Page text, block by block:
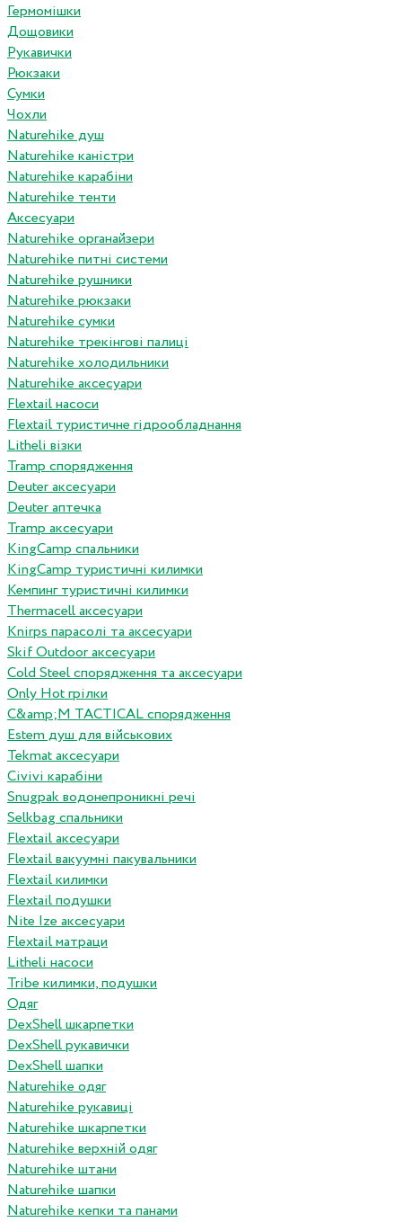
Гермомішки
Дощовики
Рукавички
Рюкзаки
Сумки
Чохли
Naturehike душ
Naturehike каністри
Naturehike карабіни
Naturehike тенти
Аксесуари
Naturehike органайзери
Naturehike питні системи
Naturehike рушники
Naturehike рюкзаки
Naturehike сумки
Naturehike трекінгові палиці
Naturehike холодильники
Naturehike аксесуари
Flextail насоси
Flextail туристичне гідрообладнання
Litheli візки
Tramp спорядження
Deuter аксесуари
Deuter аптечка
Tramp аксесуари
KingCamp спальники
KingCamp туристичні килимки
Кемпинг туристичні килимки
Thermacell аксесуари
Knirps парасолі та аксесуари
Skif Outdoor аксесуари
Cold Steel спорядження та аксесуари
Only Hot грілки
C&amp;M TACTICAL спорядження
Estem душ для військових
Tekmat аксесуари
Сivivi карабіни
Snugpak водонепроникні речі
Selkbag спальники
Flextail аксесуари
Flextail вакуумні пакувальники
Flextail килимки
Flextail подушки
Nite Ize аксесуари
Flextail матраци
Litheli насоси
Tribe килимки, подушки
Одяг
DexShell шкарпетки
DexShell рукавички
DexShell шапки
Naturehike одяг
Naturehike рукавиці
Naturehike шкарпетки
Naturehike верхній одяг
Naturehike штани
Naturehike шапки
Naturehike кепки та панами